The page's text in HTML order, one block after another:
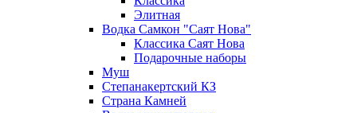
Элитная
Водка Самкон "Саят Нова"
Классика Саят Нова
Подарочные наборы
Муш
Степанакертский КЗ
Страна Камней